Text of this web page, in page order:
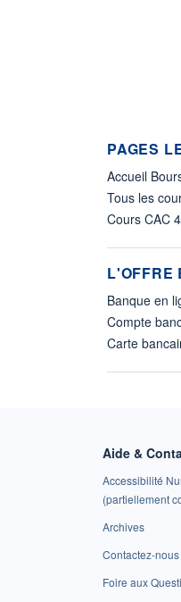
PAGES
Accueil
Tous les
Cours CAC
L'OFFRE
Banque en
Compte
Carte
Aide &
Accessibilité
(partiellement
Archives
Contactez-nous
Foire aux